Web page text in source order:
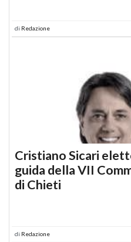
di Redazione
Cristiano Sicari
guida della VII
di Chieti
di Redazione